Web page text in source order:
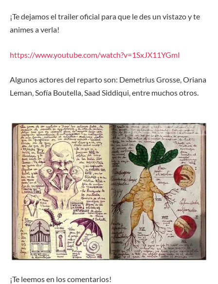
¡Te dejamos el trailer oficial para que le des un vistazo y te
animes a verla!
https://www.youtube.com/watch?v=1SxJX11YGmI
Algunos actores del reparto son: Demetrius Grosse, Oriana
Leman, Sofía Boutella, Saad Siddiqui, entre muchos otros.
¡Te leemos en los comentarios!